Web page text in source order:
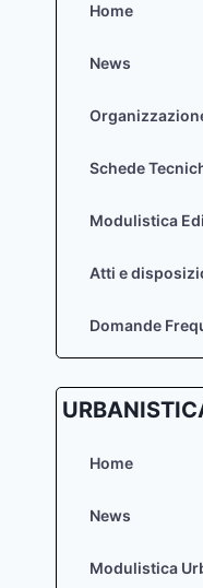
Home
News
Schede
Modulistica
Atti e
Domande
Home
News
Modulistica